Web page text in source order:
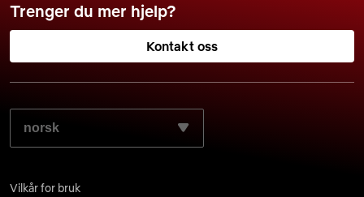
Trenger du mer hjelp?
Kontakt oss
VELG DET SPRÅKET DU FORETREKKER:
Vilkår for bruk